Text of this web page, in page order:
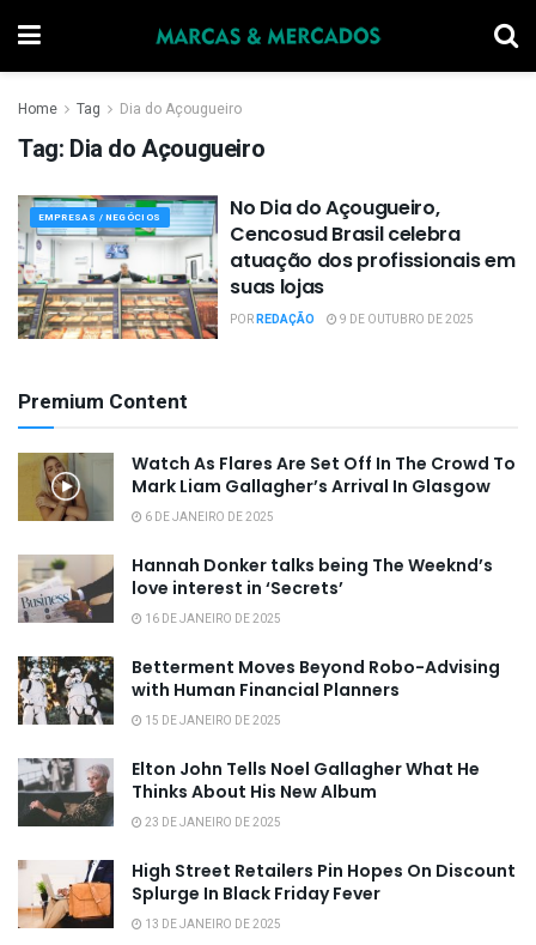
Home Tag Dia do Açougueiro
Tag: Dia do Açougueiro
EMPRESAS / NEGÓCIOS
No Dia do Açougueiro,
Cencosud Brasil celebra
atuação dos profissionais em
suas lojas
PORREDAÇÃO 9 DE OUTUBRO DE 2025
Premium Content
Watch As Flares Are Set Off In The Crowd To
Mark Liam Gallagher’s Arrival In Glasgow
6 DE JANEIRO DE 2025
Hannah Donker talks being The Weeknd’s
love interest in ‘Secrets’
16 DE JANEIRO DE 2025
Betterment Moves Beyond Robo-Advising
with Human Financial Planners
15 DE JANEIRO DE 2025
Elton John Tells Noel Gallagher What He
Thinks About His New Album
23 DE JANEIRO DE 2025
High Street Retailers Pin Hopes On Discount
Splurge In Black Friday Fever
13 DE JANEIRO DE 2025